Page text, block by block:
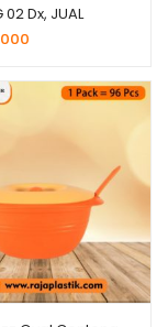
02 Dx, JUAL
MURAH